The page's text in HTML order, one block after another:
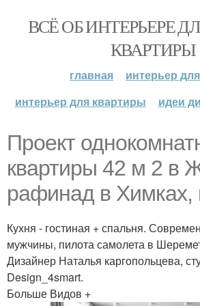
ВСЁ ОБ ИНТЕРЬЕРЕ
КВАРТИРЫ
главная
интерьер
интерьер для квартиры
идеи
Проект
квартиры 42 м 2 в
рафинад в Химках,
Кухня - гостиная + спальня.
мужчины, пилота самолета в
Дизайнер Наталья каргопольцева,
Design_4smart.
Больше Видов +